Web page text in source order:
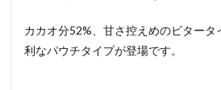
カカオ分52%、甘さ控えめのビタータ
利なパウチタイプが登場です。